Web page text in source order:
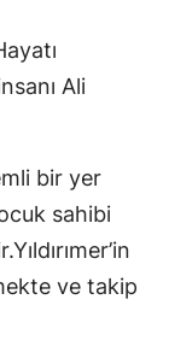
Ali
bir yer
sahibi
ve takip